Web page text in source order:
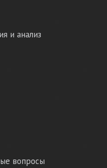
и анализ
вопросы